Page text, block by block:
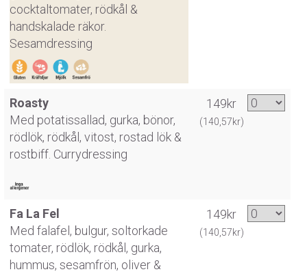
cocktaltomater, rödkål &
handskalade räkor.
Sesamdressing
Roasty
Med potatissallad, gurka, bönor,
rödlök, rödkål, vitost, rostad lök &
rostbiff. Currydressing
149kr
(140,57kr)
Fa La Fel
Med falafel, bulgur, soltorkade
tomater, rödlök, rödkål, gurka,
hummus, sesamfrön, oliver &
149kr
(140,57kr)